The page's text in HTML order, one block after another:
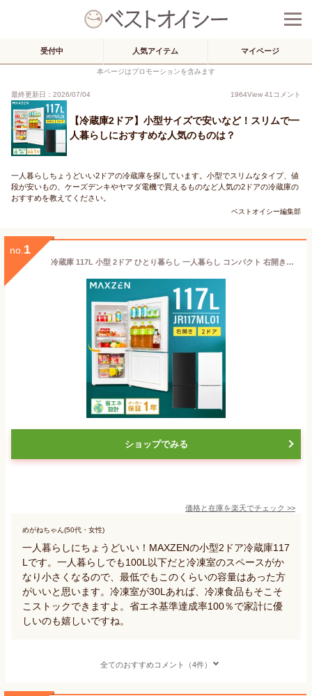
受付中 人気アイテム マイページ
本ページはプロモーションを含みます
最終更新日：2026/07/04 1964View 41 コメント
【冷蔵庫2ドア】小型サイズで安いなど！スリムで一
人暮らしにおすすめな人気のものは？
一人暮らしちょうどいい2ドアの冷蔵庫を探しています。小型でスリムなタイプ、値
段が安いもの、ケーズデンキやヤマダ電機で買えるものなど人気の2ドアの冷蔵庫の
おすすめを教えてください。
ベストオイシー編集部
no. 1
冷蔵庫 117L 小型 2ドア ひとり暮らし 一人暮らし コンパクト 右開き オフィス 単身 黒 ガンメタリック 1年保証 MAXZEN マクスゼン JR117ML01GM エクプラ特選
ショップでみる
価格と在庫を楽天でチェック >>
めがねちゃん(50代・女性)
一人暮らしにちょうどいい！MAXZENの小型2ドア冷蔵庫117
Lです。一人暮らしでも100L以下だと冷凍室のスペースがか
なり小さくなるので、最低でもこのくらいの容量はあった方
がいいと思います。冷凍室が30Lあれば、冷凍食品もそこそ
こストックできますよ。省エネ基準達成率100％で家計に優
しいのも嬉しいですね。
全てのおすすめコメント（4件）